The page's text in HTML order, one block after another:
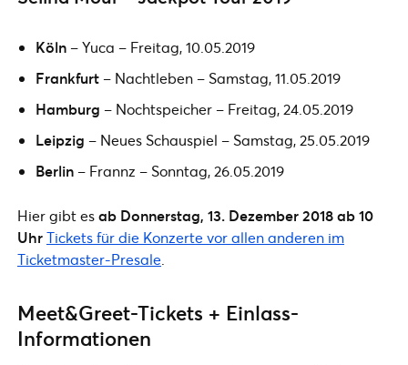
Köln– Yuca – Freitag, 10.05.2019
Frankfurt– Nachtleben – Samstag, 11.05.2019
Hamburg – Nochtspeicher – Freitag, 24.05.2019
Leipzig – Neues Schauspiel – Samstag, 25.05.2019
Berlin– Frannz – Sonntag, 26.05.2019
Hier gibt esab Donnerstag, 13. Dezember 2018 ab 10
UhrTickets für die Konzerte vor allen anderen im
Ticketmaster-Presale
Meet&Greet-Tickets + Einlass-
Informationen